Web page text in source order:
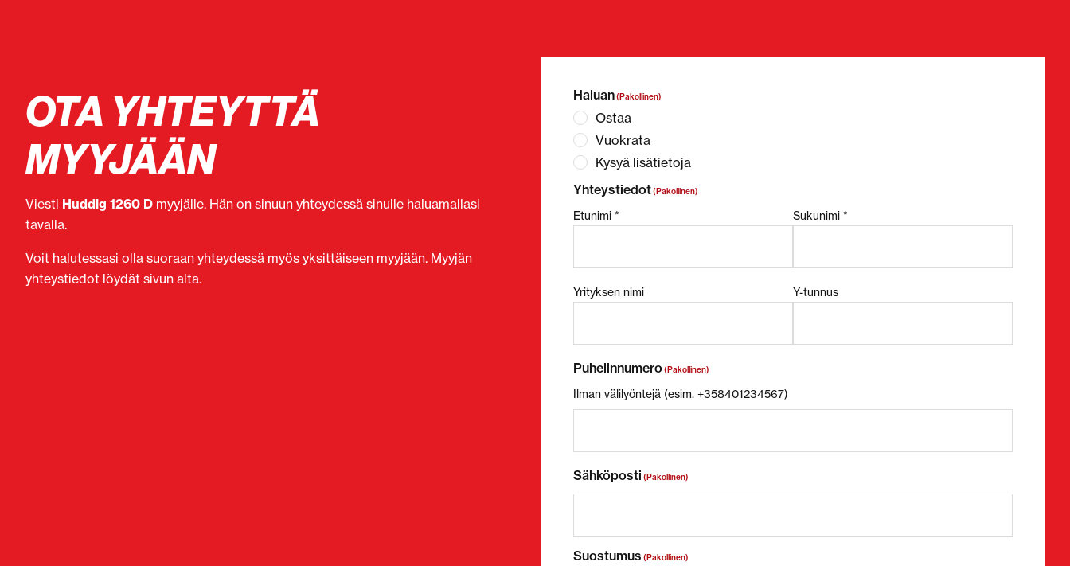
OTA YHTEYTTÄ
MYYJÄÄN
Viesti Huddig 1260 D myyjälle. Hän on sinuun yhteydessä sinulle haluamallasi
tavalla.
Voit halutessasi olla suoraan yhteydessä myös yksittäiseen myyjään. Myyjän
yhteystiedot löydät sivun alta.
Haluan(Pakollinen)
Ostaa
Vuokrata
Kysyä lisätietoja
Yhteystiedot(Pakollinen)
Etunimi * Sukunimi *
Yrityksen nimi Y-tunnus
Puhelinnumero(Pakollinen)
Ilman välilyöntejä (esim. +358401234567)
Sähköposti (Pakollinen)
Suostumus (Pakollinen)